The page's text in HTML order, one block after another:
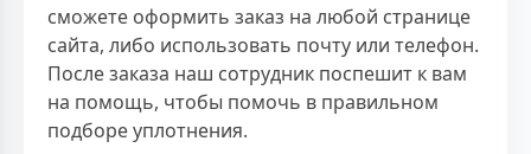
сможете оформить заказ на любой странице
сайта, либо использовать почту или телефон.
После заказа наш сотрудник поспешит к вам
на помощь, чтобы помочь в правильном
подборе уплотнения.